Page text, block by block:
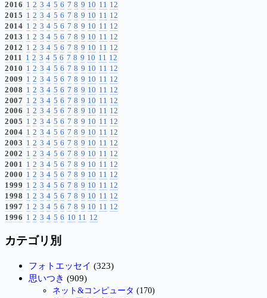
2016 1 2 3 4 5 6 7 8 9 10 11 12
2015 1 2 3 4 5 6 7 8 9 10 11 12
2014 1 2 3 4 5 6 7 8 9 10 11 12
2013 1 2 3 4 5 6 7 8 9 10 11 12
2012 1 2 3 4 5 6 7 8 9 10 11 12
2011 1 2 3 4 5 6 7 8 9 10 11 12
2010 1 2 3 4 5 6 7 8 9 10 11 12
2009 1 2 3 4 5 6 7 8 9 10 11 12
2008 1 2 3 4 5 6 7 8 9 10 11 12
2007 1 2 3 4 5 6 7 8 9 10 11 12
2006 1 2 3 4 5 6 7 8 9 10 11 12
2005 1 2 3 4 5 6 7 8 9 10 11 12
2004 1 2 3 4 5 6 7 8 9 10 11 12
2003 1 2 3 4 5 6 7 8 9 10 11 12
2002 1 2 3 4 5 6 7 8 9 10 11 12
2001
1 2 3 4 5 6 7 8 9 10 11 12
2000 1 2 3 4 5 6 7 8 9 10 11 12
1999 1 2 3 4 5 6 7 8 9 10 11 12
1998 1 2 3 4 5 6 7 8 9 10 11 12
1997 1 2 3 4 5 6 7 8 9 10 11 12
1996 1 2 3 4 5 6 10 11 12
カテゴリ別
フォトエッセイ (323)
思いつき (909)
ネット&コンピュータ (170)